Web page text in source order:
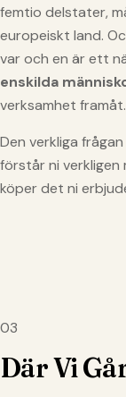
femtio delstater,
europeiskt land.
var och en är ett
enskilda
verksamhet framåt.
Den verkliga
förstår ni verkligen
köper det ni
03
Där Vi